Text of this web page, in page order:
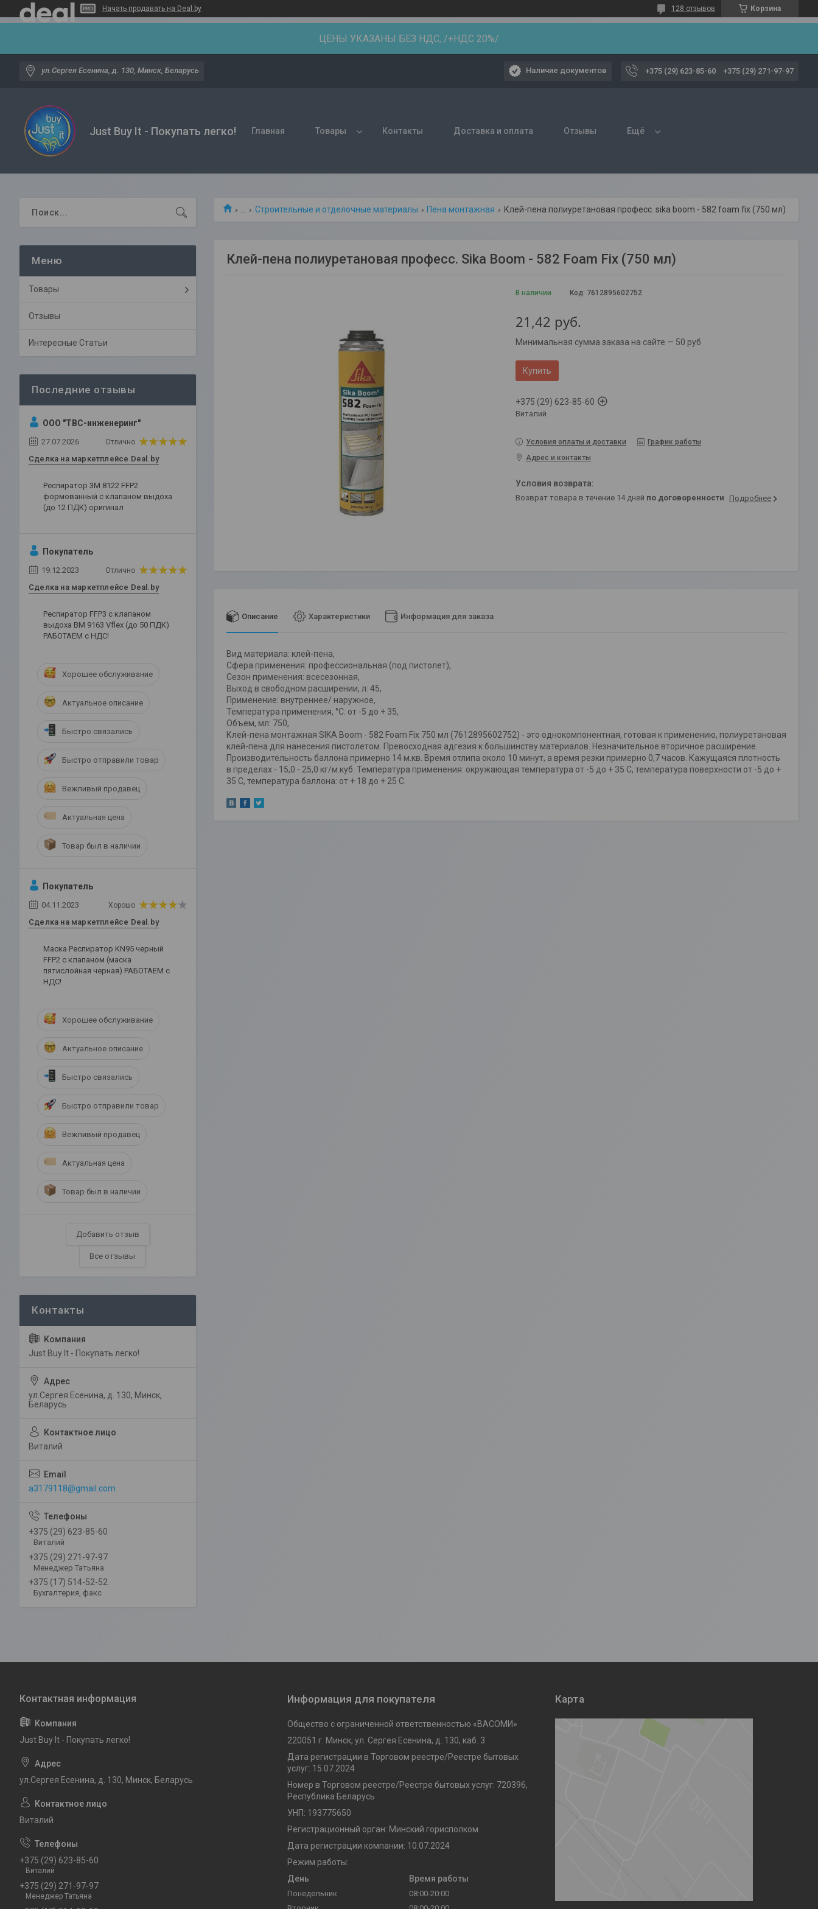
Начать продавать на Deal.by Корзина
128 отзывов
ЦЕНЫ УКАЗАНЫ БЕЗ НДС, /+НДС 20%/
ул.Сергея Есенина, д. 130, Минск, Беларусь Наличие документов +375 (29) 623-85-60 +375 (29) 271-97-97
Just Buy It - Покупать легко! Главная Товары Контакты Доставка и оплата Отзывы Ещё
Строительные и отделочные материалы Пена монтажная Клей-пена полиуретановая професс. sika boom - 582 foam fix (750 мл)
Клей-пена полиуретановая професс. Sika Boom - 582 Foam Fix (750 мл)
В наличии Код: 7612895602752
21,42 руб.
Минимальная сумма заказа на сайте — 50 руб
Купить
+375 (29) 623-85-60
Виталий
Условия оплаты и доставки
График работы
Адрес и контакты
возврат товара в течение 14 дней по договоренности Подробнее
Описание Характеристики Информация для заказа
Вид материала: клей-пена,
Сфера применения: профессиональная (под пистолет),
Сезон применения: всесезонная,
Выход в свободном расширении, л: 45,
Применение: внутреннее/ наружное,
Температура применения, °C: от -5 до + 35,
Объем, мл: 750,
Клей-пена монтажная SIKA Boom - 582 Foam Fix 750 мл (7612895602752) - это однокомпонентная, готовая к применению, полиуретановая
клей-пена для нанесения пистолетом. Превосходная адгезия к большинству материалов. Незначительное вторичное расширение.
Производительность баллона примерно 14 м.кв. Время отлипа около 10 минут, а время резки примерно 0,7 часов. Кажущаяся плотность
в пределах - 15,0 - 25,0 кг/м.куб. Температура применения: окружающая температура от -5 до + 35 С, температура поверхности от -5 до +
35 С, температура баллона: от + 18 до + 25 С.
Товары
Отзывы
Интересные Статьи
ООО "ТВС-инженеринг"
27.07.2026 Отлично
Сделка на маркетплейсе Deal.by
Респиратор 3М 8122 FFP2
формованный с клапаном выдоха
(до 12 ПДК) оригинал
Покупатель
19.12.2023 Отлично
Сделка на маркетплейсе Deal.by
Респиратор FFP3 c клапаном
выдоха ВМ 9163 Vflex (до 50 ПДК)
РАБОТАЕМ с НДС!
Хорошее обслуживание
Актуальное описание
Быстро связались
Быстро отправили товар
Вежливый продавец
Актуальная цена
Товар был в наличии
Покупатель
04.11.2023 Хорошо
Сделка на маркетплейсе Deal.by
Маска Респиратор KN95 черный
FFP2 с клапаном (маска
пятислойная черная) РАБОТАЕМ с
НДС!
Хорошее обслуживание
Актуальное описание
Быстро связались
Быстро отправили товар
Вежливый продавец
Актуальная цена
Товар был в наличии
Добавить отзыв
Все отзывы
Just Buy It - Покупать легко!
ул.Сергея Есенина, д. 130, Минск,
Беларусь
Виталий
a3179118@gmail.com
+375 (29) 623-85-60
Виталий
+375 (29) 271-97-97
Менеджер Татьяна
+375 (17) 514-52-52
Бухгалтерия, факс
Just Buy It - Покупать легко!
ул.Сергея Есенина, д. 130, Минск, Беларусь
Виталий
+375 (29) 623-85-60
Виталий
+375 (29) 271-97-97
Менеджер Татьяна
Информация для покупателя
Общество с ограниченной ответственностью «ВАСОМИ»
220051 г. Минск, ул. Сергея Есенина, д. 130, каб. 3
Дата регистрации в Торговом реестре/Реестре бытовых
услуг: 15.07.2024
Номер в Торговом реестре/Реестре бытовых услуг: 720396,
Республика Беларусь
УНП: 193775650
Регистрационный орган: Минский горисполком
Дата регистрации компании: 10.07.2024
Режим работы:
День
Время работы
Понедельник
08:00-20:00
Карта